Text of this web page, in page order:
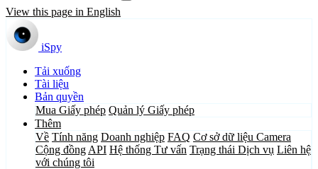
View this page in English
iSpy
Tải xuống
Tài liệu
Bản quyền
Mua Giấy phép Quản lý Giấy phép
Thêm
Về Tính năng Doanh nghiệp FAQ Cơ sở dữ liệu Camera
Cộng đồng API Hệ thống Tư vấn Trạng thái Dịch vụ Liên hệ
với chúng tôi